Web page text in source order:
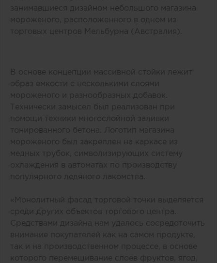
занимавшиеся дизайном небольшого магазина
мороженого, расположенного в одном из
торговых центров Мельбурна (Австралия).
В основе концепции массивной стойки лежит
образ емкости с несколькими слоями
мороженого и разнообразных добавок.
Технически замысел был реализован при
помощи техники многослойной заливки
тонированного бетона. Логотип магазина
мороженого был закреплен на каркасе из
медных трубок, символизирующих систему
охлаждения в автоматах по производству
популярного ледяного лакомства.
«Монолитный фасад торговой точки выделяется
среди других объектов торгового центра.
Средствами дизайна нам удалось сосредоточить
внимание покупателей как на самом продукте,
так и на производственном процессе, в основе
которого перемешивание слоев фруктов, ягод,